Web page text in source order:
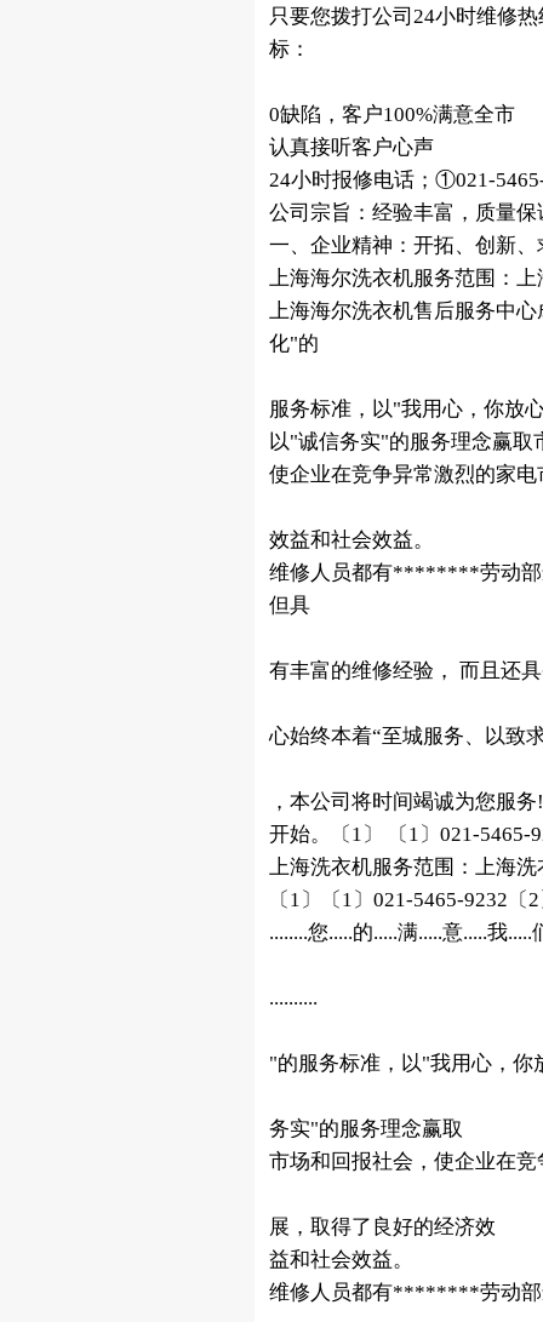
只要您拨打公司24小时维修
标：
0缺陷，客户100%满意全市
认真接听客户心声
24小时报修电话；①021-
公司宗旨：经验丰富，质量
一、企业精神：开拓、创新
上海海尔洗衣机服务范围：上
上海海尔洗衣机售后服务中
化"的
服务标准，以"我用心，你放
以"诚信务实"的服务理念赢取
使企业在竞争异常激烈的家
效益和社会效益。
维修人员都有********劳动部
但具
有丰富的维修经验， 而且还
心始终本着“至城服务、以致
，本公司将时间竭诚为您服务!
开始。〔1〕 〔1〕021-5465-
上海洗衣机服务范围：上海洗
〔1〕〔1〕021-5465-9232〔
........您.....的.....满.....意.....我.....
..........
"的服务标准，以"我用心，
务实"的服务理念赢取
市场和回报社会，使企业在
展，取得了良好的经济效
益和社会效益。
维修人员都有********劳动部